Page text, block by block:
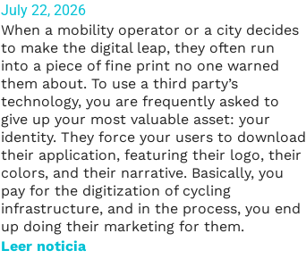
July 22, 2026
When a mobility operator or a city decides
to make the digital leap, they often run
into a piece of fine print no one warned
them about. To use a third party’s
technology, you are frequently asked to
give up your most valuable asset: your
identity. They force your users to download
their application, featuring their logo, their
colors, and their narrative. Basically, you
pay for the digitization of cycling
infrastructure, and in the process, you end
up doing their marketing for them.
Leer noticia